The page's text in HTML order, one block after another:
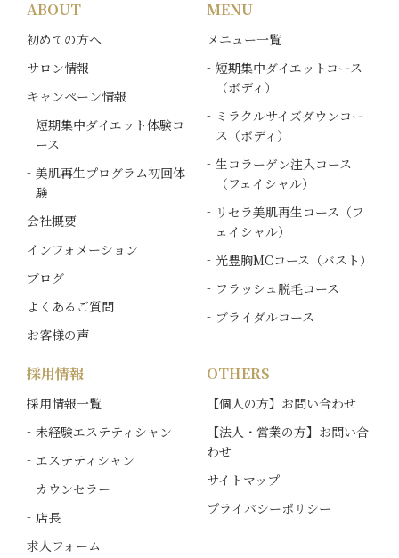
ABOUT
初めての方へ
サロン情報
キャンペーン情報
短期集中ダイエット体験コ
ース
美肌再生プログラム初回体
験
会社概要
インフォメーション
ブログ
よくあるご質問
お客様の声
MENU
メニュー一覧
短期集中ダイエットコース
（ボディ）
ミラクルサイズダウンコー
ス（ボディ）
生コラーゲン注入コース
（フェイシャル）
リセラ美肌再生コース（フ
ェイシャル）
光豊胸MCコース（バスト）
フラッシュ脱毛コース
ブライダルコース
採用情報
採用情報一覧
未経験エステティシャン
エステティシャン
カウンセラー
店長
求人フォーム
OTHERS
【個人の方】お問い合わせ
【法人・営業の方】お問い合
わせ
サイトマップ
プライバシーポリシー